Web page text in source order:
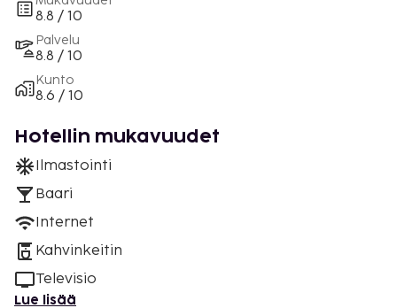
8.8 / 10
Palvelu
8.8 / 10
Kunto
8.6 / 10
Hotellin mukavuudet
Ilmastointi
Baari
Internet
Kahvinkeitin
Televisio
Lue lisää